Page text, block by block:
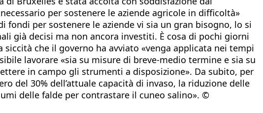
per sostenere le aziende agricole in difficoltà»
fondi per sostenere le aziende vi sia un gran bisogno, lo si
già decisi ma non ancora investiti. È cosa di pochi giorni
che il governo ha avviato «venga applicata nei tempi
lavorare «sia su misure di breve-medio termine e sia su
in campo gli strumenti a disposizione». Da subito, per
del 30% dell’attuale capacità di invaso, la riduzione delle
delle falde per contrastare il cuneo salino». ©